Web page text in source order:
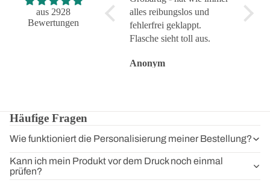
aus 2928
Bewertungen
alles reibungslos und
fehlerfrei geklappt.
Flasche sieht toll aus.
Anonym
Häufige Fragen
Wie funktioniert die Personalisierung meiner Bestellung?
Kann ich mein Produkt vor dem Druck noch einmal
prüfen?